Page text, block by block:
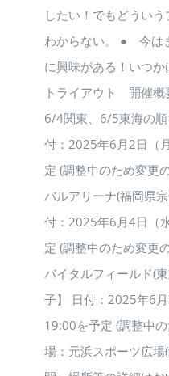
したい！でもどうい
わからない。 ● 今は
に興味がある！いつ
トライアウト 開催概
6/4関東、6/5東海の
付：2025年6月2日（
定 (調整中のため変更
バルアリーナ(福岡県
付：2025年6月4日（
定 (調整中のため変更
バイタルフィールド(
子】 日付：2025年6
19:00を予定 (調整中
場：元浜スポーツ広